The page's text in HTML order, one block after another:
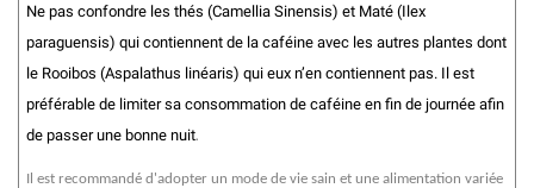
Ne pas confondre les thés (Camellia Sinensis) et Maté (Ilex
paraguensis) qui contiennent de la caféine avec les autres plantes dont
le Rooibos (Aspalathus linéaris) qui eux n’en contiennent pas. Il est
préférable de limiter sa consommation de caféine en fin de journée afin
de passer une bonne nuit.
Il est recommandé d'adopter un mode de vie sain et une alimentation variée